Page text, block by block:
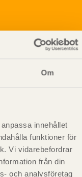
Om
innehållet
funktioner för
Vi vidarebefordrar
från din
och analysföretag